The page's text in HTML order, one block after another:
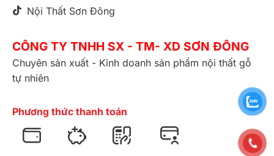
Nội Thất Sơn Đông
CÔNG TY TNHH SX - TM- XD SƠN ĐÔNG
Chuyên sản xuất - Kinh doanh sản phẩm nội thất gỗ
tự nhiên
Phương thức thanh toán